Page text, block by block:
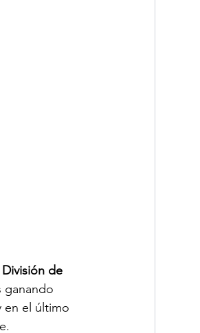
de
ganando
en el último